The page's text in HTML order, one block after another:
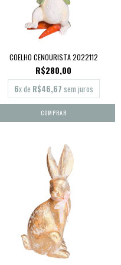
COELHO CENOURISTA 2022112
R$280,00
6x de R$46,67 sem juros